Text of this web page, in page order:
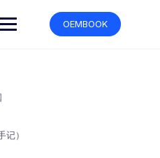
OEMBOOK